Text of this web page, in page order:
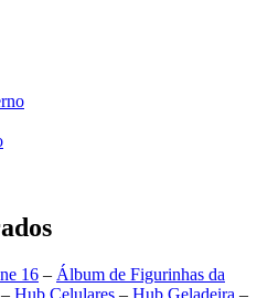
16 – Álbum de Figurinhas da
– Hub Celulares – Hub Geladeira –